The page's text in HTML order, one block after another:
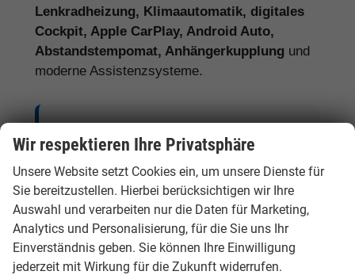
Lenkradheizung, Klimaautomatik, digitales
Cockpit, Apple CarPlay, Android Auto,
Abstandstempomat, Anhängerkupplung und
moderne Assistenzsysteme.
Neuwagen nicht nur den Kaufpreis,
sondern auch Ausstattung, Lieferzeit,
Garantieumfang und mögliche
Zusatzkosten. So erkennen Sie den
tatsächlichen Preisvorteil.
Wir respektieren Ihre Privatsphäre
Unsere Website setzt Cookies ein, um unsere Dienste für
Sie bereitzustellen. Hierbei berücksichtigen wir Ihre
Auswahl und verarbeiten nur die Daten für Marketing,
Analytics und Personalisierung, für die Sie uns Ihr
Einverständnis geben. Sie können Ihre Einwilligung
jederzeit mit Wirkung für die Zukunft widerrufen.